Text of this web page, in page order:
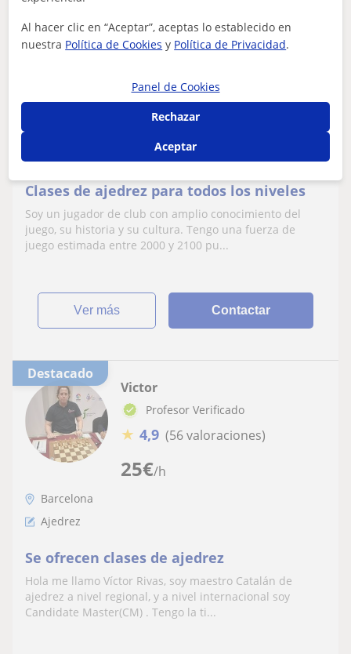
Destacado
20€/h
Juan
Profesor Verificado
Clases de ajedrez para todos los niveles
Soy un jugador de club con amplio conocimiento del
juego, su historia y su cultura. Tengo una fuerza de
juego estimada entre 2000 y 2100 pu...
ver más Contactar
Destacado
25€/h
Victor
Profesor Verificado
★ 4,9 (56 valoraciones)
Barcelona
Ajedrez
Se ofrecen clases de ajedrez
Hola me llamo Víctor Rivas, soy maestro Catalán de
ajedrez a nivel regional, y a nivel internacional soy
Candidate Master(CM) . Tengo la ti...
Al hacer clic en “Aceptar”, aceptas lo establecido en
nuestra Política de Cookies y Política de Privacidad.
Panel de Cookies
Rechazar
Aceptar